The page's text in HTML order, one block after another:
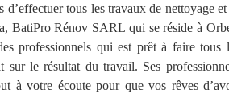
d’effectuer tous les travaux de nettoyage
BatiPro Rénov SARL qui se réside à
professionnels qui est prêt à faire tous
sur le résultat du travail. Ses
à votre écoute pour que vos rêves